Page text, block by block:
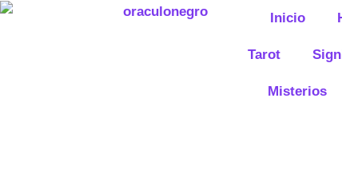
Ir
Inicio
Tarot
Misterios